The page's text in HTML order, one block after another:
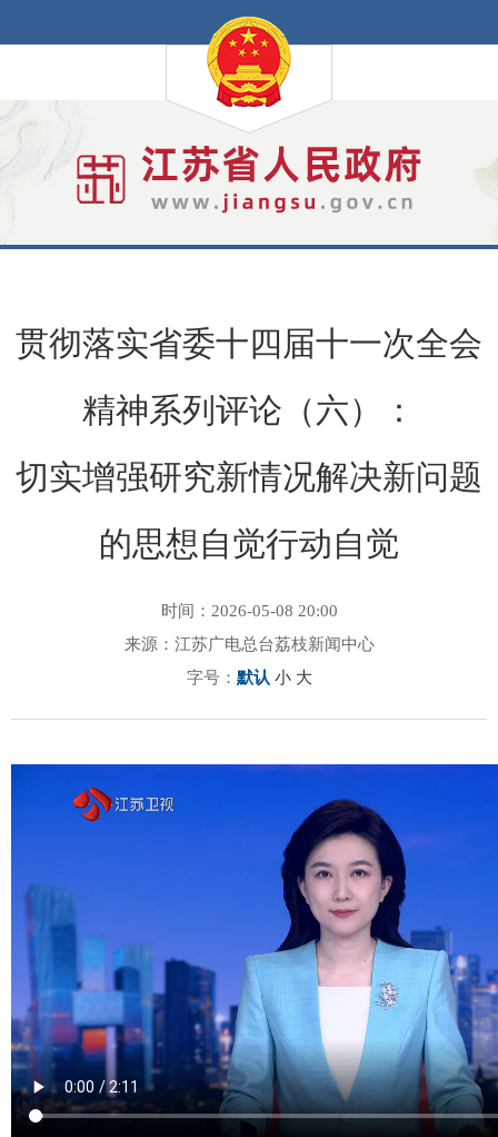
贯彻落实省委十四届十一次全会
精神系列评论（六）：
切实增强研究新情况解决新问题
的思想自觉行动自觉
时间：2026-05-08 20:00
来源：江苏广电总台荔枝新闻中心
字号： 默认 小 大